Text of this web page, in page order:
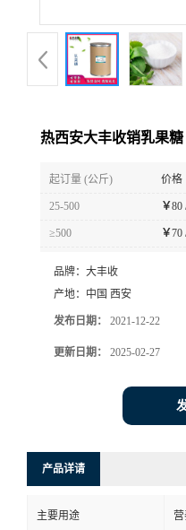
热西安大丰收销乳果
起订量 (公斤) 价格
25-500 ￥80
≥500 ￥70
品牌： 大丰收
产地： 中国 西安
发布日期： 2021-12-22
更新日期： 2025-02-27
产品详请
主要用途 营